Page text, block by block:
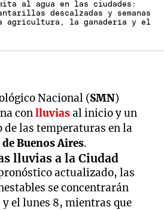
al agua en las ciudades:
descalzadas y semanas
agricultura, la ganadería y el
Nacional (SMN)
conlluviasal inicio y un
de las temperaturas en la
Buenos Aires.
lluvias a la Ciudad
actualizado, las
se concentrarán
el lunes 8, mientras que